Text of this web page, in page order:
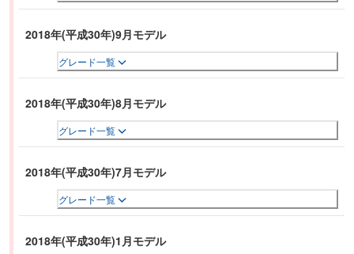
2018年(平成30年)9月モデル
グレード一覧
2018年(平成30年)8月モデル
グレード一覧
2018年(平成30年)7月モデル
グレード一覧
2018年(平成30年)1月モデル